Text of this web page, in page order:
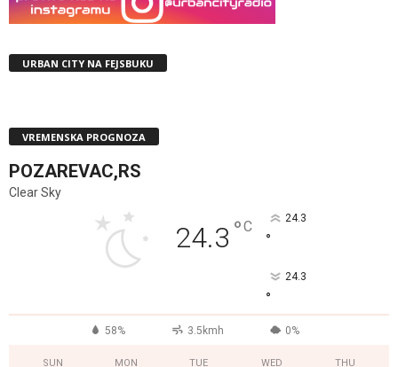
URBAN CITY NA FEJSBUKU
VREMENSKA PROGNOZA
POZAREVAC,RS
Clear Sky
24.3 °C 24.3
°
24.3
°
58% 3.5kmh 0%
SUN MON TUE WED THU